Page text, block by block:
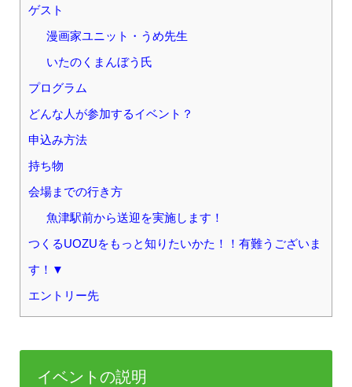
ゲスト
漫画家ユニット・うめ先生
いたのくまんぼう氏
プログラム
どんな人が参加するイベント？
申込み方法
持ち物
会場までの行き方
魚津駅前から送迎を実施します！
つくるUOZUをもっと知りたいかた！！有難うございま
す！▼
エントリー先
イベントの説明